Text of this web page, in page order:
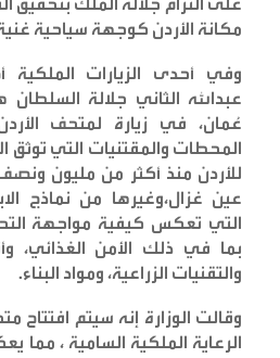
مكانة الأردن كوجهة سياحية غنية
وفي أحدى الزيارات
عبدالله الثاني جلالة
عُمان، في زيارة لمتحف
المحطات والمقتنيات التي توثق
للأردن منذ أكثر من مليون
عين غزال،وغيرها من نماذج
التي تعكس كيفية مواجهة
بما في ذلك الأمن الغذائي،
والتقنيات الزراعية، ومواد البناء.
وقالت الوزارة إنه سيتم افتتاح
الرعاية الملكية السامية ، مما